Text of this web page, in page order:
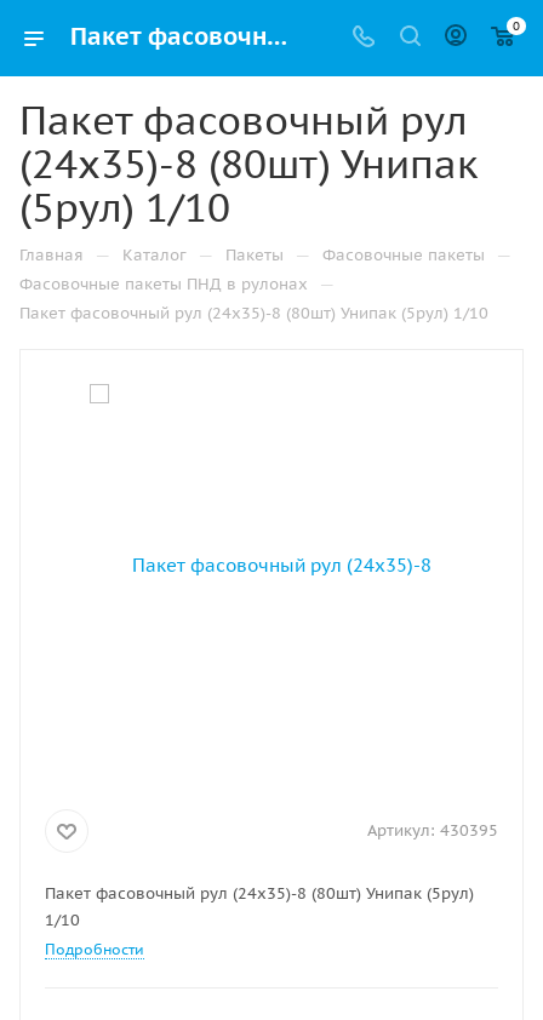
Пакет фасовочный рул (24х35)-8 (80шт) Унипак (5рул) 1/10 купить в Ижевске с доставкой оптом и в розницу 0
Пакет фасовочный рул
(24х35)-8 (80шт) Унипак
(5рул) 1/10
Главная — Каталог — Пакеты — Фасовочные пакеты —
Фасовочные пакеты ПНД в рулонах —
Пакет фасовочный рул (24х35)-8 (80шт) Унипак (5рул) 1/10
Артикул: 430395
Пакет фасовочный рул (24х35)-8 (80шт) Унипак (5рул)
1/10
Подробности